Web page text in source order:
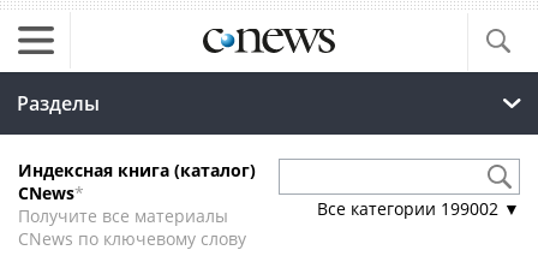
Разделы
Индексная книга (каталог)
CNews*
Получите все материалы
CNews по ключевому слову
Все категории 199002 ▼